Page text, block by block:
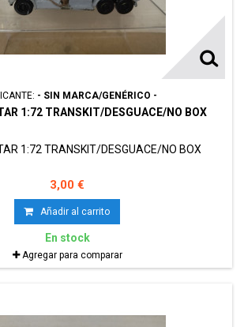
- SIN MARCA/GENÉRICO -
1:72 TRANSKIT/DESGUACE/NO BOX
1:72 TRANSKIT/DESGUACE/NO BOX
3,00 €
Añadir al carrito
En stock
Agregar para comparar